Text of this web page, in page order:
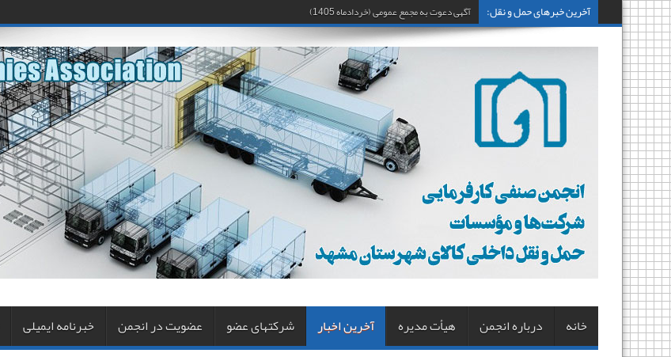
آخرین خبرهای حمل و نقل: آگهی دعوت به مجمع عمومی (خردادماه 1405)
خانه درباره انجمن هیأت مدیره آخرین اخبار شرکتهای عضو عضویت در انجمن خبرنامه ایمیلی